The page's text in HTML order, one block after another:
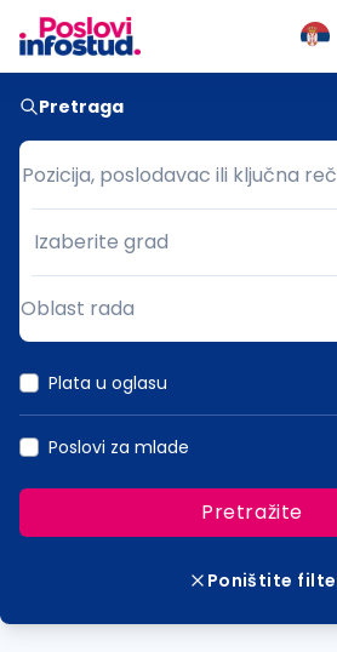
Pretraga
Pozicija, poslodavac ili ključna reč
Pozicija, poslodavac ili ključna reč
Grad
Izaberite grad
Oblast rada
Plata u oglasu
Poslovi za mlade
Pretražite
Poništite